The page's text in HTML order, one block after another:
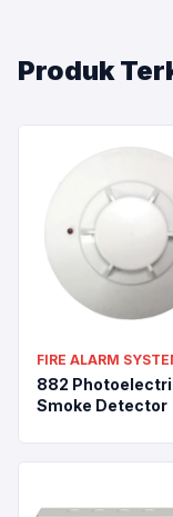
Produk
FIRE ALARM
882
Smoke Detector